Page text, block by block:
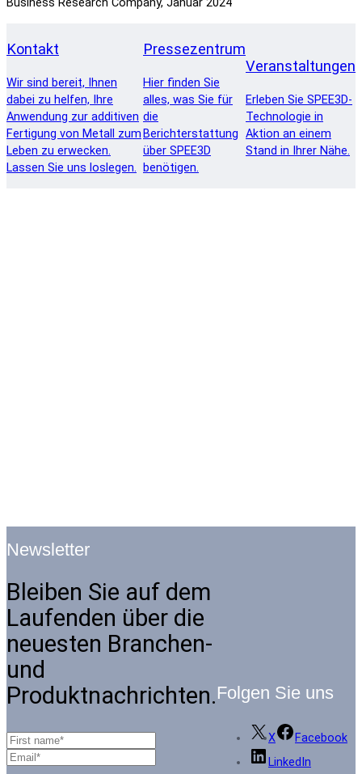
Business Research Company, Januar 2024
Kontakt
Wir sind bereit, Ihnen
dabei zu helfen, Ihre
Anwendung zur additiven
Fertigung von Metall zum
Leben zu erwecken.
Lassen Sie uns loslegen.
Pressezentrum
Hier finden Sie
alles, was Sie für
die
Berichterstattung
über SPEE3D
benötigen.
Veranstaltungen
Erleben Sie SPEE3D-
Technologie in
Aktion an einem
Stand in Ihrer Nähe.
Newsletter
Bleiben Sie auf dem
Laufenden über die
neuesten Branchen-
und
Produktnachrichten.Folgen Sie uns
X
Facebook
LinkedIn